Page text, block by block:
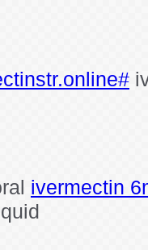
ivermectin